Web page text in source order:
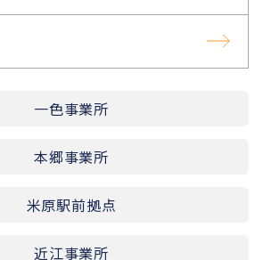
一色事業所
本郷事業所
米原駅前拠点
近江事業所